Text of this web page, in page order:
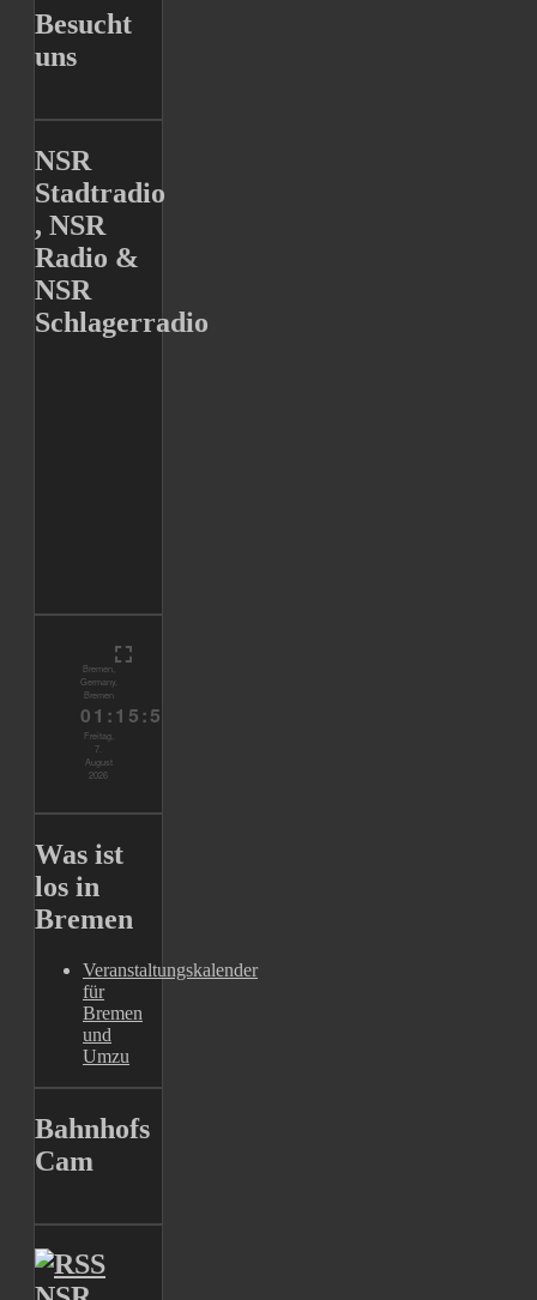
Besucht
uns
NSR
Stadtradio
, NSR
Radio &
NSR
Schlagerradio
Was ist
los in
Bremen
Veranstaltungskalender
für
Bremen
und
Umzu
Bahnhofs
Cam